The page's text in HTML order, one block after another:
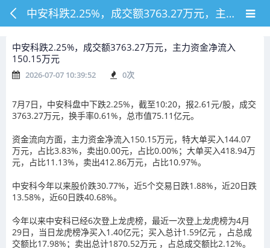
中安科跌2.25%，成交额3763.27万元，主力资金净流入150.15万元
中安科跌2.25%，成交额3763.27万元，主力资金净流入
150.15万元
2026-07-07 10:39:52 0次
7月7日，中安科盘中下跌2.25%，截至10:20，报2.61元/股，成交
3763.27万元，换手率0.61%，总市值75.11亿元。
资金流向方面，主力资金净流入150.15万元，特大单买入144.07
万元，占比3.83%，卖出0.00元，占比0.00%；大单买入418.94万
元，占比11.13%，卖出412.86万元，占比10.97%。
中安科今年以来股价跌30.77%，近5个交易日跌1.88%，近20日跌
13.58%，近60日跌40.68%。
今年以来中安科已经6次登上龙虎榜，最近一次登上龙虎榜为4月
29日，当日龙虎榜净买入1.40亿元；买入总计1.59亿元 ，占总成
交额比17.98%；卖出总计1870.52万元 ，占总成交额比2.12%。